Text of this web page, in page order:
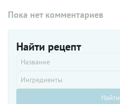
Пока нет комментариев
Найти рецепт
Найти